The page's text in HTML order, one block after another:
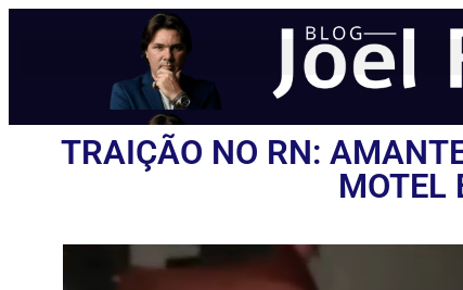
TRAIÇÃO NO RN:
MOTEL